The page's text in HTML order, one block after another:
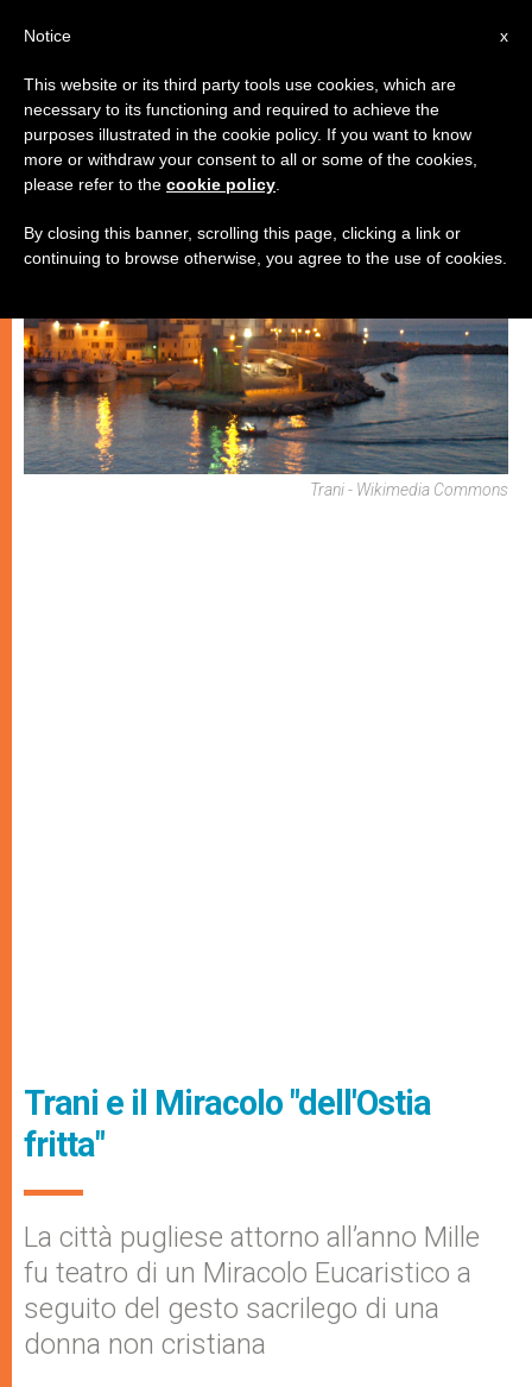
SPIRITUALITÀ E PREGHIERA
Trani - Wikimedia Commons
Trani e il Miracolo "dell'Ostia
fritta"
La città pugliese attorno all’anno Mille
fu teatro di un Miracolo Eucaristico a
seguito del gesto sacrilego di una
donna non cristiana
x
Notice
This website or its third party tools use cookies, which are
necessary to its functioning and required to achieve the
purposes illustrated in the cookie policy. If you want to know
more or withdraw your consent to all or some of the cookies,
please refer to the cookie policy
By closing this banner, scrolling this page, clicking a link or
continuing to browse otherwise, you agree to the use of cookies.